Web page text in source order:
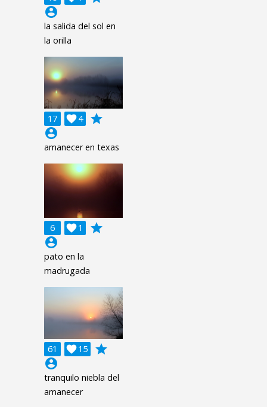
account_circle
la salida del sol en
la orilla
17 4

grade
account_circle
amanecer en texas
6 1

grade
account_circle
pato en la
madrugada
61 15

grade
account_circle
tranquilo niebla del
amanecer